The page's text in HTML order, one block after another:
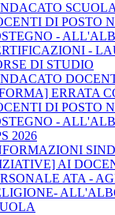
DI POSTO
-
-
DI STUDIO
ERRATA
DI POSTO
-
2026
AI
ATA -